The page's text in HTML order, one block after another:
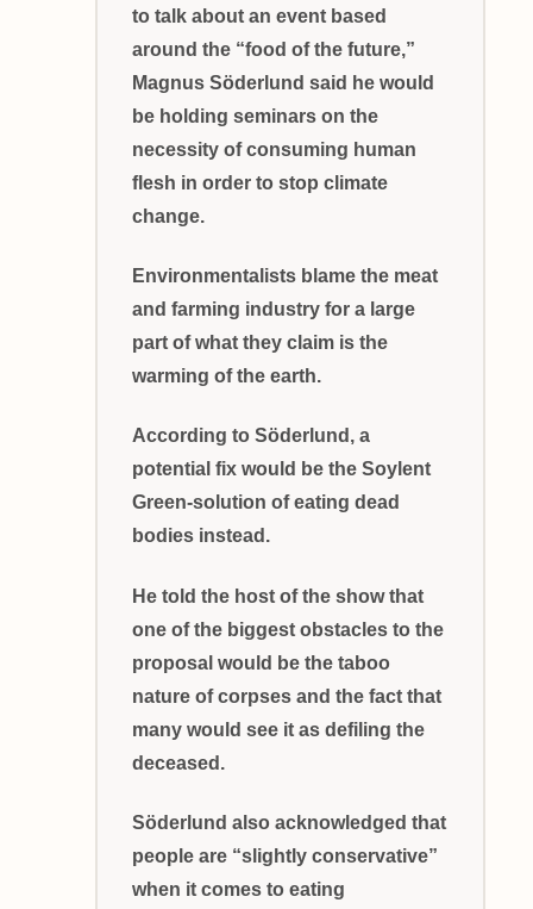
to talk about an event based
around the “food of the future,”
Magnus Söderlund said he would
be holding seminars on the
necessity of consuming human
flesh in order to stop climate
change.
Environmentalists blame the meat
and farming industry for a large
part of what they claim is the
warming of the earth.
According to Söderlund, a
potential fix would be the Soylent
Green-solution of eating dead
bodies instead.
He told the host of the show that
one of the biggest obstacles to the
proposal would be the taboo
nature of corpses and the fact that
many would see it as defiling the
deceased.
Söderlund also acknowledged that
people are “slightly conservative”
when it comes to eating